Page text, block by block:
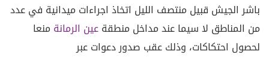
باشر الجيش قبيل منتصف الليل اتخاذ اجراءات ميدانية في عدد
من المناطق لا سيما عند مداخل منطقةعين الرمانة منعا
لحصول احتكاكات، وذلك عقب صدور دعوات عبر